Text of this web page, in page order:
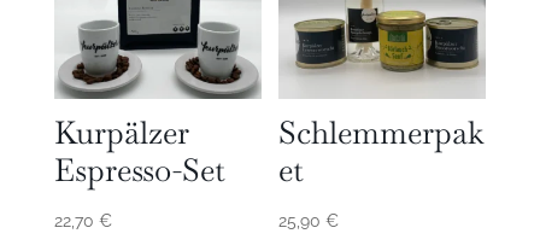
Kurpälzer
Espresso-Set
22,70 €
Schlemmerpak
et
25,90€